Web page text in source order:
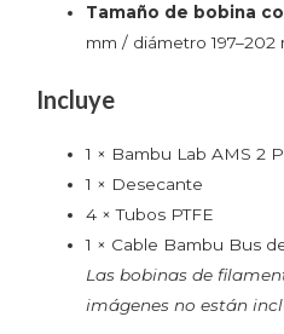
Tamaño de bobina
mm / diámetro 197–202
Incluye
1 × Bambu Lab AMS 2
1 × Desecante
4 × Tubos PTFE
1 × Cable Bambu Bus
Las bobinas de
imágenes no están